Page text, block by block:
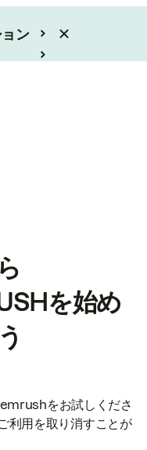
ン
を始め
をお試しくださ
利用を取り消すことが